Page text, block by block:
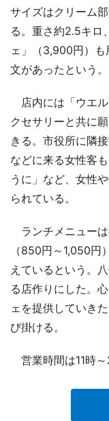
サイズはクリーム
る。重さ約2.5キロ
ェ」（3,900円）も
文があったという。
店内には「ウエ
クセサリーと共に
きる。市役所に隣
などに来る女性客
うに」など、女性
られている。
ランチメニュー
（850円～1,050円
えているという。
る店作りにした。
ェを提供していき
び掛ける。
営業時間は11時～